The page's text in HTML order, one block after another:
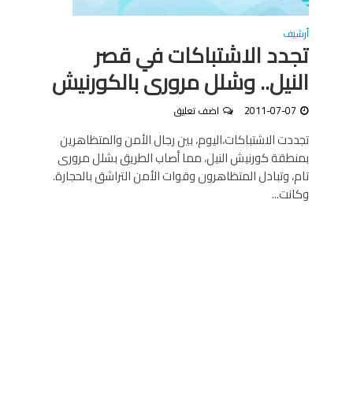
أرشيف
تجدد الاشتباكات في قصر
النيل.. وشلل مرورى بالكورنيش
2011-07-07 اضف تعليق
تجددت الاشتباكات،اليوم، بين رجال الأمن والمتظاهرين
بمنطقة كورنيش النيل، مما أصاب الطريق بشلل مرورى
تام، وتبادل المتظاهرون وقوات الأمن التراشق بالحجارة.
وكانت...